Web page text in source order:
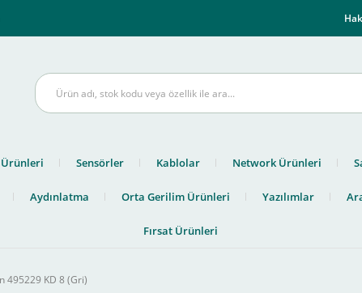
Sensörler Kablolar Network Ürünleri
Aydınlatma Orta Gerilim Ürünleri Yazılımlar
Fırsat Ürünleri
495229 KD 8 (Gri)